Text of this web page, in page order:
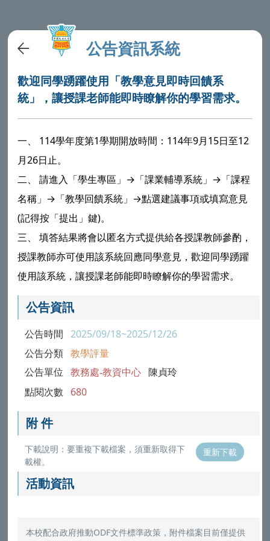
公告資訊系統
歡迎同學踴躍使用「教學意見即時回饋系
統」，讓授課老師能即時瞭解你的學習需求。
一、
114學年度第1學期開放時間：114年9月15日至12
月26日止。
二、
請進入「學生專區」→「課業輔導系統」→「課程
名稱」→「教學回饋系統」→點選建議事項或填寫意見
(記得按「提出」鍵)。
三、
填答結果將會以匿名方式提供給各授課教師參酌，
授課教師亦可使用該系統回應同學意見，歡迎同學踴躍
使用該系統，讓授課老師能即時瞭解你的學習需求。
公告資訊
公告時間 2025/09/18~2025/12/26
公告分類 教學評量
公告單位 教務處-教資中心 陳貞玲
點閱次數 680
附 件
下載說明：要重複下載檔案，須重新取得下
載權。
重新下載
活動資訊
本校配合政府推動ODF文件標準政策，附件檔案目前僅提供